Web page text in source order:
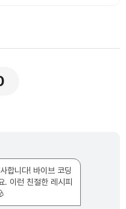
합니다! 바이브 코딩
. 이런 친절한 레시피